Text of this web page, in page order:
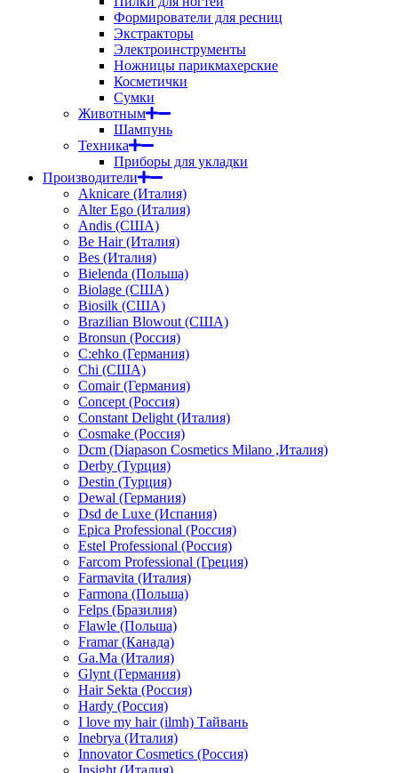
Формирователи для ресниц
Экстракторы
Электроинструменты
Ножницы парикмахерские
Косметички
Сумки
Животным
Шампунь
Техника
Приборы для укладки
Производители
Aknicare (Италия)
Alter Ego (Италия)
Andis (США)
Be Hair (Италия)
Bes (Италия)
Bielenda (Польша)
Biolage (США)
Biosilk (США)
Brazilian Blowout (США)
Bronsun (Россия)
C:ehko (Германия)
Chi (США)
Comair (Германия)
Concept (Россия)
Constant Delight (Италия)
Cosmake (Россия)
Dcm (Diapason Cosmetics Milano ,Италия)
Derby (Турция)
Destin (Турция)
Dewal (Германия)
Dsd de Luxe (Испания)
Epica Professional (Россия)
Estel Professional (Россия)
Farcom Professional (Греция)
Farmavita (Италия)
Farmona (Польша)
Felps (Бразилия)
Flawle (Польша)
Framar (Канада)
Ga.Ma (Италия)
Glynt (Германия)
Hair Sekta (Россия)
Hardy (Россия)
I love my hair (ilmh) Тайвань
Inebrya (Италия)
Innovator Cosmetics (Россия)
Insight (Италия)